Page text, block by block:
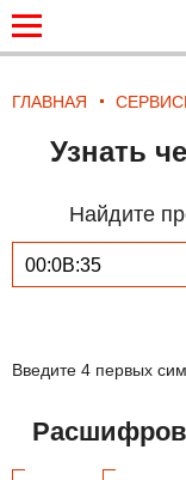
ГЛАВНАЯ
Узнать
Найдите
Введите 4 первых